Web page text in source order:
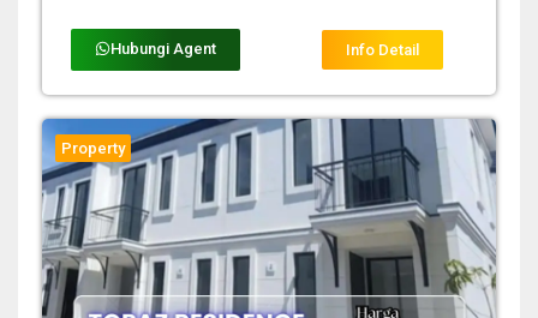
Hubungi Agent Info Detail
Property